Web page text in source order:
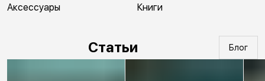
Аксессуары Книги
Статьи Блог